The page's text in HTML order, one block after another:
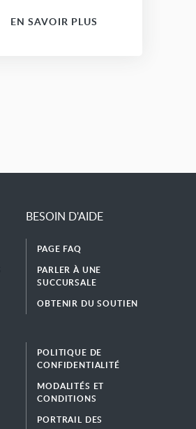
EN SAVOIR PLUS
BESOIN D'AIDE
PAGE FAQ
PARLER À UNE
SUCCURSALE
OBTENIR DU SOUTIEN
POLITIQUE DE
CONFIDENTIALITÉ
MODALITÉS ET
CONDITIONS
PORTRAIL DES